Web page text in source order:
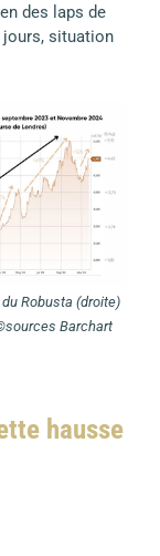
des laps de
situation
Robusta (droite)
Barchart
hausse